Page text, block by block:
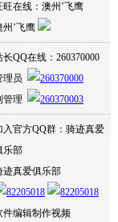
旺在线：澳州’飞鹰
州’飞鹰
长QQ在线：260370000
理员
管理
入官方QQ群：骑迹真爱
乐部
迹真爱俱乐部
件编辑制作视频